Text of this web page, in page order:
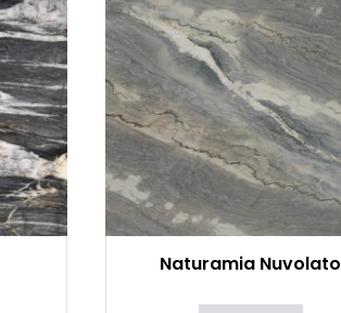
Naturamia Nuvolato